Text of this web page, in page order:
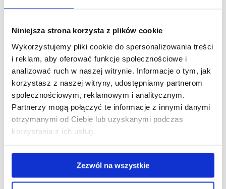
Niniejsza strona korzysta z plików cookie
Wykorzystujemy pliki cookie do spersonalizowania treści
i reklam, aby oferować funkcje społecznościowe i
analizować ruch w naszej witrynie. Informacje o tym, jak
korzystasz z naszej witryny, udostępniamy partnerom
społecznościowym, reklamowym i analitycznym.
Partnerzy mogą połączyć te informacje z innymi danymi
otrzymanymi od Ciebie lub uzyskanymi podczas
korzystania z ich usług.
Zezwól na wszystkie
Scientific Physical Education Association. Gorzów
Poznańskiej AWF: 2010, S. 85-100
Comparative analysis of the difficulties Polish acrobats
exercise to the leading teams in the world, in the example
of men's Pairs in the World Championships in Livienne in
2004 W: Traditional and modern forms of dance and
gymnastics from the perspective of physical culture :
monograph / ed. by Tadeusz Ambroży and Dorota
Ambroży. Kraków, European Association for Security:
2010, S. 222-239
Towarzystwa Gimnastycznego "Sokół" (1867-1914) W:
Szkice z działalności Towarzystwa Gimnastycznego "Sokół"